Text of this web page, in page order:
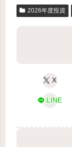
2026年度投資
X
LINE